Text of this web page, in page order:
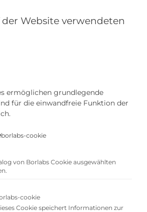
der Website verwendeten
ermöglichen grundlegende
für die einwandfreie Funktion der
borlabs-cookie
von Borlabs Cookie ausgewählten
cookie
Cookie speichert Informationen zur